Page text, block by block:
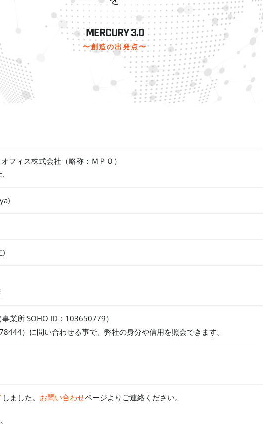
MERCURY 3.0
〜創造の出発点〜
フィス株式会社（略称：ＭＰＯ）
)
業所 SOHO ID：103650779）
）に問い合わせる事で、弊社の身分や信用を照会できます。
しました。 お問い合わせページよりご連絡ください。